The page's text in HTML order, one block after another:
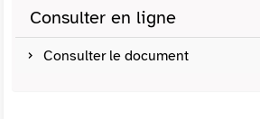
Consulter en ligne
Consulter le document